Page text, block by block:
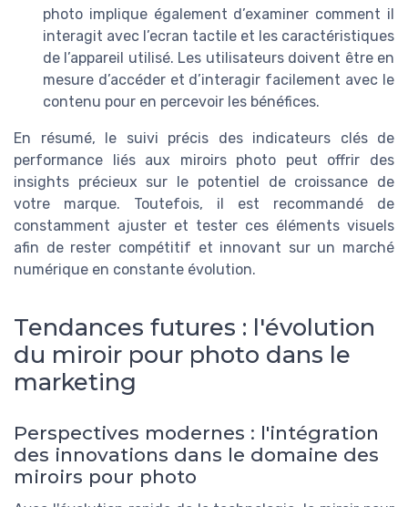
photo implique également d’examiner comment il
interagit avec l’ecran tactile et les caractéristiques
de l’appareil utilisé. Les utilisateurs doivent être en
mesure d’accéder et d’interagir facilement avec le
contenu pour en percevoir les bénéfices.
En résumé, le suivi précis des indicateurs clés de
performance liés aux miroirs photo peut offrir des
insights précieux sur le potentiel de croissance de
votre marque. Toutefois, il est recommandé de
constamment ajuster et tester ces éléments visuels
afin de rester compétitif et innovant sur un marché
numérique en constante évolution.
Tendances futures : l'évolution
du miroir pour photo dans le
marketing
Perspectives modernes : l'intégration
des innovations dans le domaine des
miroirs pour photo